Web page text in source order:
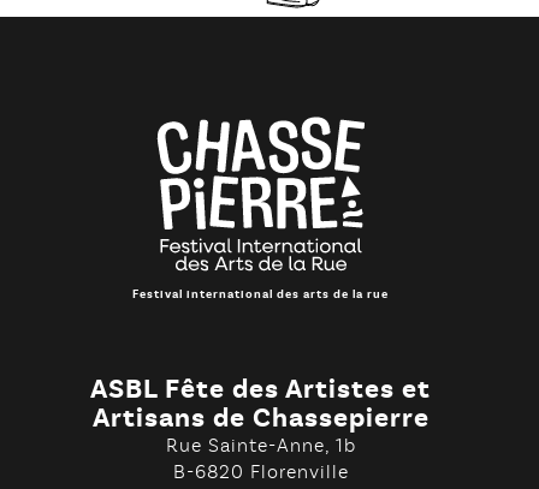
Festival international des arts de la rue
ASBL Fête des Artistes et
Artisans de Chassepierre
Rue Sainte-Anne, 1b
B-6820 Florenville